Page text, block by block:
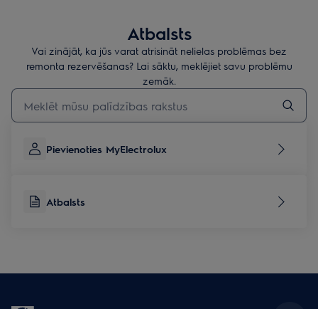
Atbalsts
Vai zinājāt, ka jūs varat atrisināt nelielas problēmas bez
remonta rezervēšanas? Lai sāktu, meklējiet savu problēmu
zemāk.
Rakstiet, lai meklētu rakstus par atbalstu
Pievienoties MyElectrolux
Atbalsts